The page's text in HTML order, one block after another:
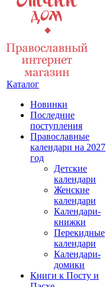
Каталог
Новинки
Последние
поступления
Православные
календари на 2027
год
Детские
календари
Женские
календари
Календари-
книжки
Перекидные
календари
Календари-
домики
Книги к Посту и